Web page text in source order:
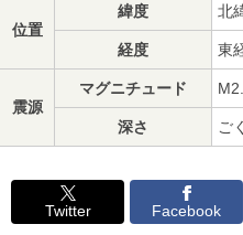
位置
緯度 北
経度 東
震源
マグニチュード
深さ ご
Twitter Facebook